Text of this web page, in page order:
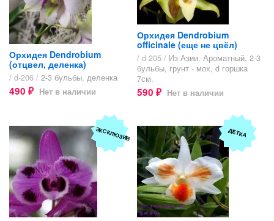
Орхидея Dendrobium
(отцвел, деленка)
/ d-206 / 2-3 бульбы, деленка
490 ₽ Нет в наличии
Орхидея Dendrobium
officinale (еще не цвёл)
/ d-205 / Из Азии. Ароматный. 2-3
бульбы, грунт - мох, d горшка
7см.
590 ₽ Нет в наличии
ЭКСКЛЮЗИВ ДЕТКА